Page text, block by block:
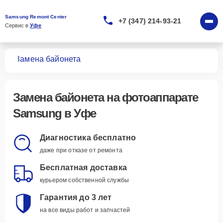
Samsung Remont Center
Сервис в Уфе
+7 (347) 214-93-21
Замена байонета
Замена байонетана фотоаппарате
Samsung в Уфе
Диагностика бесплатно
даже при отказе от ремонта
Бесплатная доставка
курьером собственной службы
Гарантия до 3 лет
на все виды работ и запчастей